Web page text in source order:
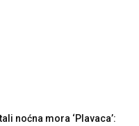
noćna mora ‘Plavaca’: